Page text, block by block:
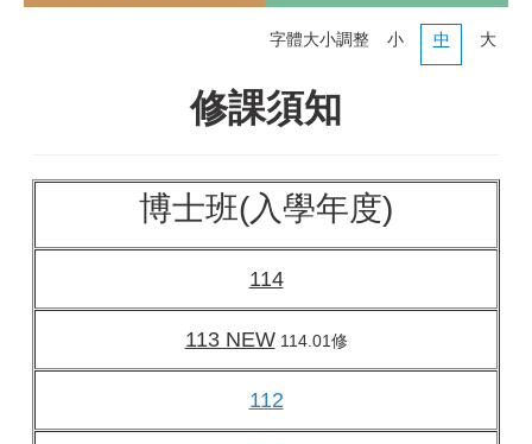
字體大小調整 小 中 大
修課須知
博士班(入學年度)
114
113 NEW114.01修
112